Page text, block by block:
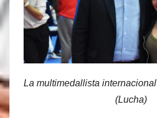
La multimedallista internacional
(Lucha)